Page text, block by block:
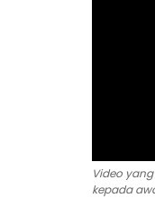
Video
kepada